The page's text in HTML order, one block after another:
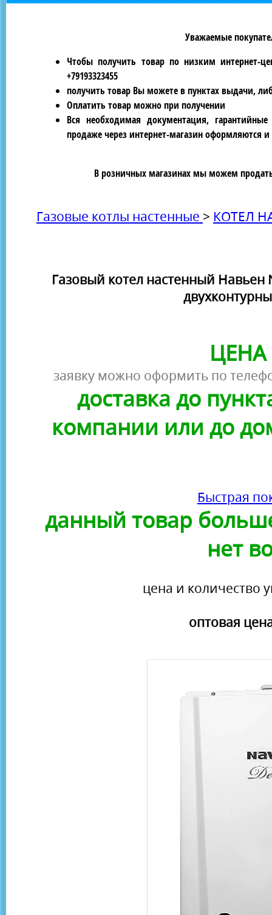
Уважаемые
Чтобы получить товар по низким интернет-
+79193323455
получить товар Вы можете в пунктах выдачи,
Оплатить товар можно при получении
Вся необходимая документация,
продаже через интернет-магазин оформляются
В розничных магазинах мы можем
Газовые котлы настенные > КОТЕЛ
Газовый котел настенный Навьен
ЦЕНА
заявку можно оформить по
доставка до
компании или до
Быстрая
данный товар
нет
цена и количество
оптовая